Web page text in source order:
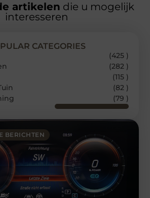
artikelen die u mogelijk
interesseren
BERICHTEN
CATEGORIES
(425 )
(282 )
(115 )
(82 )
(79 )